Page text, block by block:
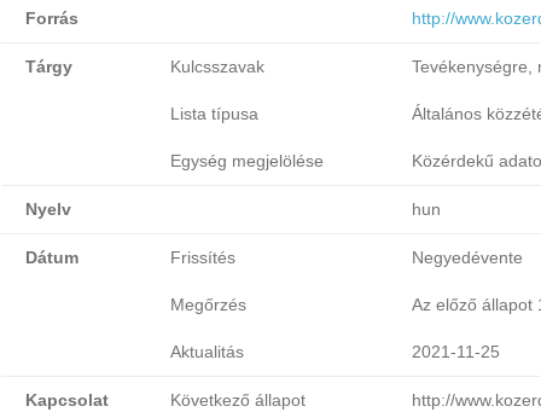
Forrás http://
Tárgy Kulcsszavak Tevékenységre,
Lista típusa Általános
Egység megjelölése Közérdekű
Nyelv hun
Dátum Frissítés Negyedévente
Megőrzés Az előző állapot
Aktualitás 2021-11-25
Kapcsolat Következő állapot http://